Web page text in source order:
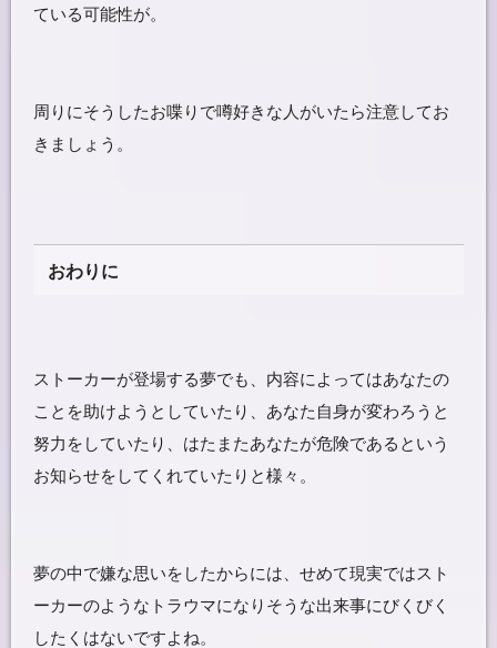
ている可能性が。
周りにそうしたお喋りで噂好きな人がいたら注意してお
きましょう。
おわりに
ストーカーが登場する夢でも、内容によってはあなたの
ことを助けようとしていたり、あなた自身が変わろうと
努力をしていたり、はたまたあなたが危険であるという
お知らせをしてくれていたりと様々。
夢の中で嫌な思いをしたからには、せめて現実ではスト
ーカーのようなトラウマになりそうな出来事にびくびく
したくはないですよね。